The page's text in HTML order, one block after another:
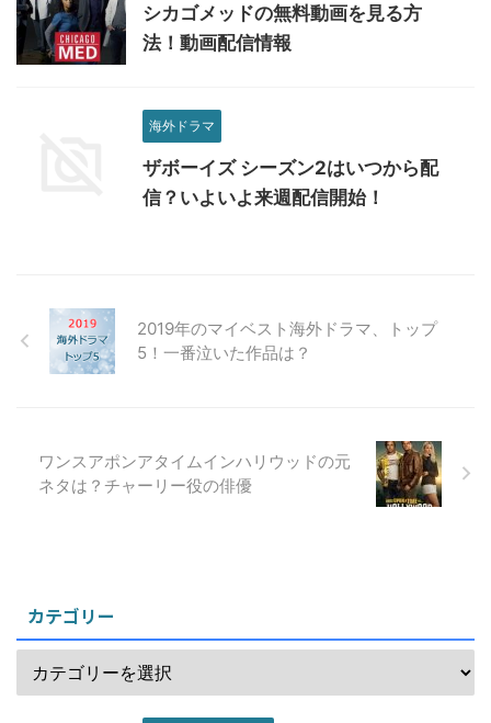
シカゴメッドの無料動画を見る方
法！動画配信情報
海外ドラマ
ザボーイズ シーズン2はいつから配
信？いよいよ来週配信開始！
2019年のマイベスト海外ドラマ、トップ
5！一番泣いた作品は？
ワンスアポンアタイムインハリウッドの元
ネタは？チャーリー役の俳優
カテゴリー